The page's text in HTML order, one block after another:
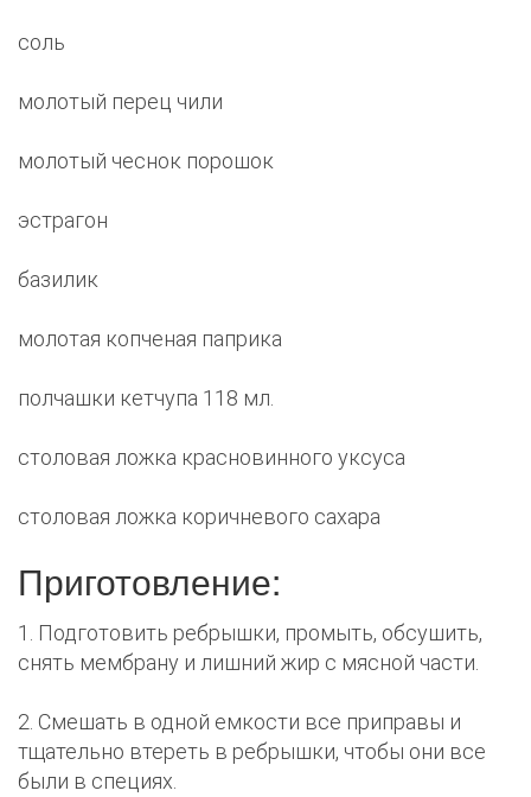
соль
молотый перец чили
молотый чеснок порошок
эстрагон
базилик
молотая копченая паприка
полчашки кетчупа 118 мл.
столовая ложка красновинного уксуса
столовая ложка коричневого сахара
Приготовление:
1. Подготовить ребрышки, промыть, обсушить,
снять мембрану и лишний жир с мясной части.
2. Смешать в одной емкости все приправы и
тщательно втереть в ребрышки, чтобы они все
были в специях.